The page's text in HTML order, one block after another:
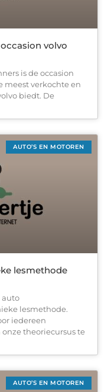
volvo
is de occasion
meest verkochte en
biedt. De
AUTO’S EN MOTOREN
lesmethode
auto
lesmethode.
iedereen
theoriecursus te
AUTO’S EN MOTOREN